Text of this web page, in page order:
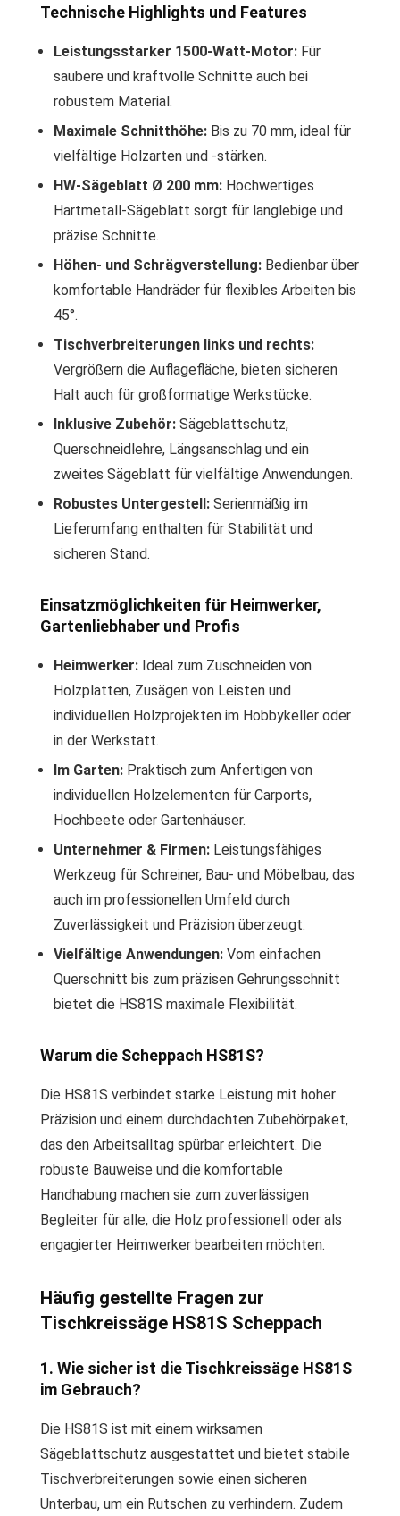
Technische Highlights und Features
Leistungsstarker 1500-Watt-Motor: Für
saubere und kraftvolle Schnitte auch bei
robustem Material.
Maximale Schnitthöhe: Bis zu 70 mm, ideal für
vielfältige Holzarten und -stärken.
HW-Sägeblatt Ø 200 mm: Hochwertiges
Hartmetall-Sägeblatt sorgt für langlebige und
präzise Schnitte.
Höhen- und Schrägverstellung: Bedienbar über
komfortable Handräder für flexibles Arbeiten bis
45°.
Tischverbreiterungen links und rechts:
Vergrößern die Auflagefläche, bieten sicheren
Halt auch für großformatige Werkstücke.
Inklusive Zubehör: Sägeblattschutz,
Querschneidlehre, Längsanschlag und ein
zweites Sägeblatt für vielfältige Anwendungen.
Robustes Untergestell: Serienmäßig im
Lieferumfang enthalten für Stabilität und
sicheren Stand.
Einsatzmöglichkeiten für Heimwerker,
Gartenliebhaber und Profis
Heimwerker: Ideal zum Zuschneiden von
Holzplatten, Zusägen von Leisten und
individuellen Holzprojekten im Hobbykeller oder
in der Werkstatt.
Im Garten: Praktisch zum Anfertigen von
individuellen Holzelementen für Carports,
Hochbeete oder Gartenhäuser.
Unternehmer & Firmen: Leistungsfähiges
Werkzeug für Schreiner, Bau- und Möbelbau, das
auch im professionellen Umfeld durch
Zuverlässigkeit und Präzision überzeugt.
Vielfältige Anwendungen: Vom einfachen
Querschnitt bis zum präzisen Gehrungsschnitt
bietet die HS81S maximale Flexibilität.
Warum die Scheppach HS81S?
Die HS81S verbindet starke Leistung mit hoher
Präzision und einem durchdachten Zubehörpaket,
das den Arbeitsalltag spürbar erleichtert. Die
robuste Bauweise und die komfortable
Handhabung machen sie zum zuverlässigen
Begleiter für alle, die Holz professionell oder als
engagierter Heimwerker bearbeiten möchten.
Häufig gestellte Fragen zur
Tischkreissäge HS81S Scheppach
1. Wie sicher ist die Tischkreissäge HS81S
im Gebrauch?
Die HS81S ist mit einem wirksamen
Sägeblattschutz ausgestattet und bietet stabile
Tischverbreiterungen sowie einen sicheren
Unterbau, um ein Rutschen zu verhindern. Zudem